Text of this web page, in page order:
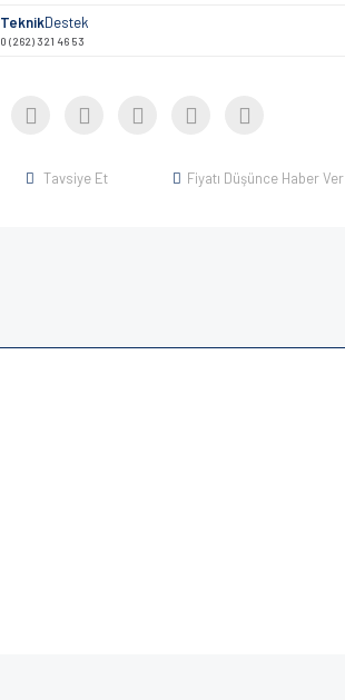
TeknikDestek
0 (262) 321 46 53
Tavsiye Et Fiyatı Düşünce Haber Ver